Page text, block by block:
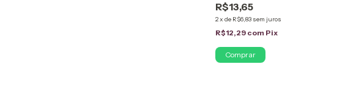
R$13,65
2xde R$6,83 sem juros
R$12,29 com Pix